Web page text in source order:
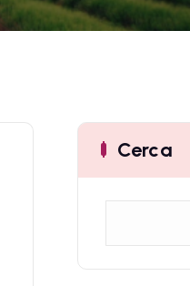
Cerca